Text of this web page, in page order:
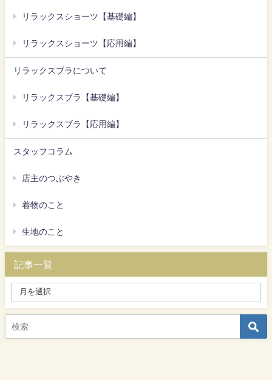
リラックスショーツ【基礎編】
リラックスショーツ【応用編】
リラックスブラについて
リラックスブラ【基礎編】
リラックスブラ【応用編】
スタッフコラム
店主のつぶやき
着物のこと
生地のこと
記事一覧